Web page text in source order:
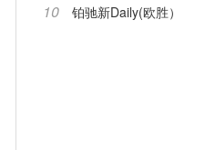
10 铂驰新Daily(欧胜）